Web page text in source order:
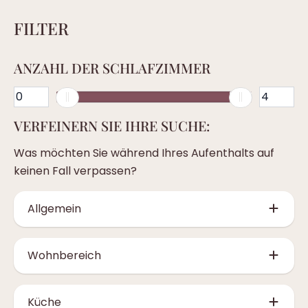
FILTER
ANZAHL DER SCHLAFZIMMER
VERFEINERN SIE IHRE SUCHE:
Was möchten Sie während Ihres Aufenthalts auf
keinen Fall verpassen?
Allgemein
Auf 1 Stock (3)
Mit Blick auf die Berge (11)
Wohnbereich
Küche